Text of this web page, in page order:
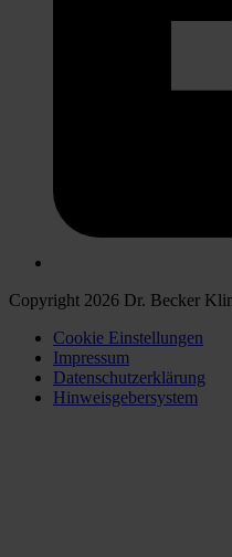
Copyright 2026 Dr. Becker
Cookie Einstellungen
Impressum
Datenschutzerklärung
Hinweisgebersystem